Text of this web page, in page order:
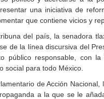
una iniciativa de
que contiene vicios y
del país, la senadora
de la línea discursiva del
público responsable, con
social para todo México.
de Acción
a la que se le